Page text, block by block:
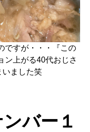
ですが・・・『この
ン上がる40代おじさ
いました笑
バー１